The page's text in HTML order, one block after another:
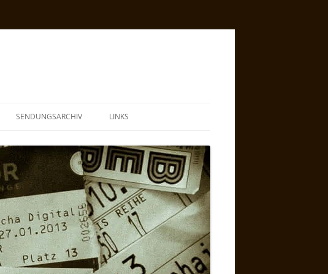
SENDUNGSARCHIV LINKS